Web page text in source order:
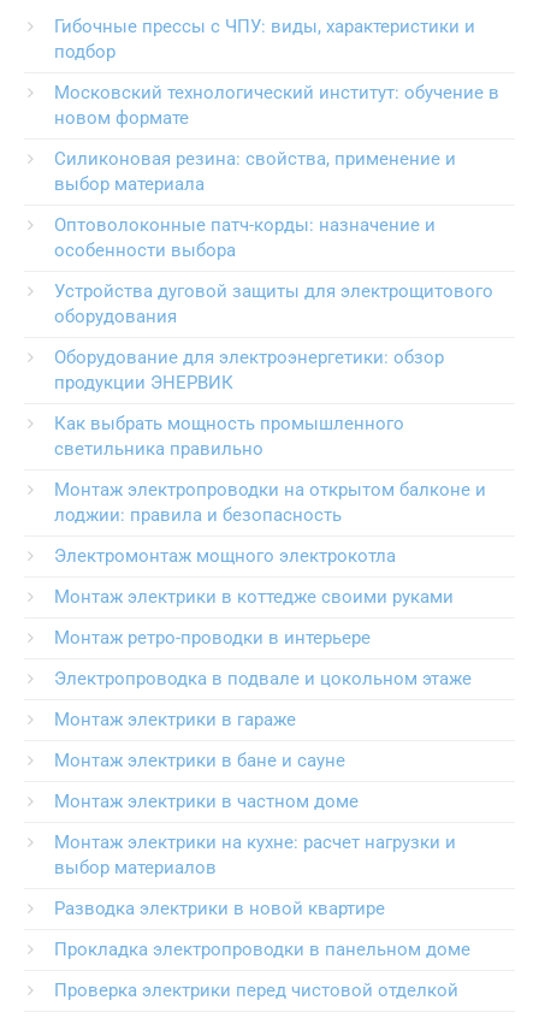
Гибочные прессы с ЧПУ: виды, характеристики и
подбор
Московский технологический институт: обучение в
новом формате
Силиконовая резина: свойства, применение и
выбор материала
Оптоволоконные патч-корды: назначение и
особенности выбора
Устройства дуговой защиты для электрощитового
оборудования
Оборудование для электроэнергетики: обзор
продукции ЭНЕРВИК
Как выбрать мощность промышленного
светильника правильно
Монтаж электропроводки на открытом балконе и
лоджии: правила и безопасность
Электромонтаж мощного электрокотла
Монтаж электрики в коттедже своими руками
Монтаж ретро-проводки в интерьере
Электропроводка в подвале и цокольном этаже
Монтаж электрики в гараже
Монтаж электрики в бане и сауне
Монтаж электрики в частном доме
Монтаж электрики на кухне: расчет нагрузки и
выбор материалов
Разводка электрики в новой квартире
Прокладка электропроводки в панельном доме
Проверка электрики перед чистовой отделкой